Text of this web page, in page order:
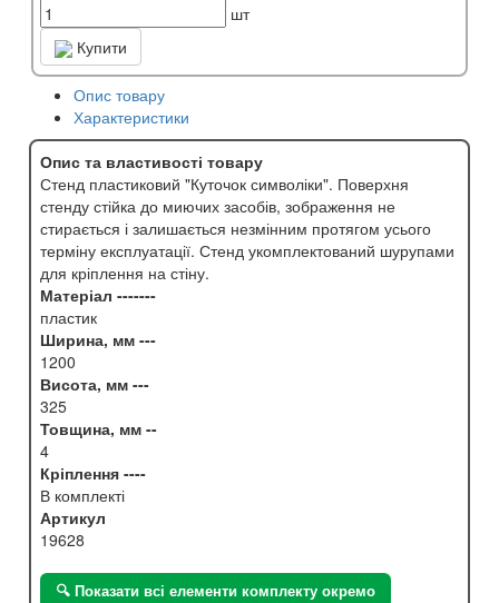
шт
Купити
Опис товару
Характеристики
Опис та властивості товару
Стенд пластиковий "Куточок символіки". Поверхня
стенду стійка до миючих засобів, зображення не
стирається і залишається незмінним протягом усього
терміну експлуатації. Стенд укомплектований шурупами
для кріплення на стіну.
Матеріал -------
пластик
Ширина, мм ---
1200
Висота, мм ---
325
Товщина, мм --
4
Кріплення ----
В комплекті
Артикул
19628
🔍 Показати всі елементи комплекту окремо